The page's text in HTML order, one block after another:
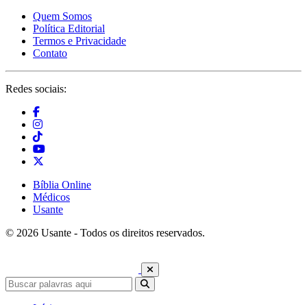
Quem Somos
Política Editorial
Termos e Privacidade
Contato
Redes sociais:
Bíblia Online
Médicos
Usante
© 2026 Usante - Todos os direitos reservados.